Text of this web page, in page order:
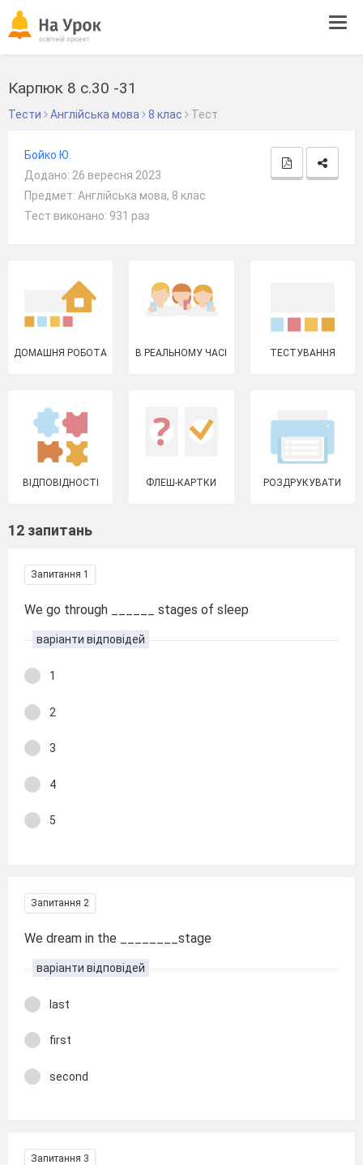
Карпюк 8 с.30 -31
Тести Англійська мова 8 клас Тест
Бойко Ю.
Додано: 26 вересня 2023
Предмет: Англійська мова, 8 клас
Тест виконано: 931 раз
ДОМАШНЯ РОБОТА В РЕАЛЬНОМУ ЧАСІ ТЕСТУВАННЯ
ВІДПОВІДНОСТІ ФЛЕШ-КАРТКИ РОЗДРУКУВАТИ
12 запитань
Запитання 1
We go through ______ stages of sleep
варіанти відповідей
1
2
3
4
5
Запитання 2
We dream in the ________stage
варіанти відповідей
last
first
second
Запитання 3